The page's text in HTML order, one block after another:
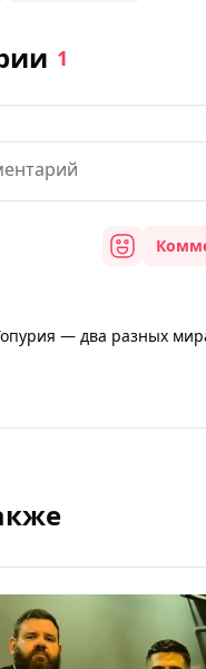
1
— два разных